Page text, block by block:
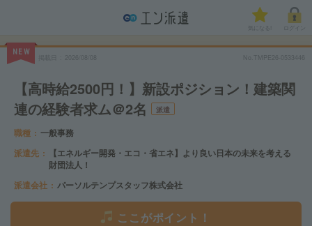
気になる!
NEW
No.TMPE26-0533446
【高時給2500円！】新設ポジション！建築関
連の経験者求ム＠2名
派遣
職種
一般事務
派遣先
【エネルギー開発・エコ・省エネ】より良い日本の未来を考える
財団法人！
派遣会社
パーソルテンプスタッフ株式会社
ここがポイント！